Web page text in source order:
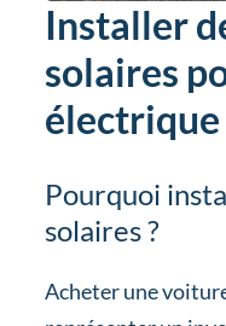
Installer
solaires
électrique
Pourquoi
solaires ?
Acheter une